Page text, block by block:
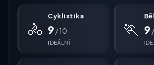
🚴
Cyklistika
9 / 10
IDEÁLNÍ
🏃 9